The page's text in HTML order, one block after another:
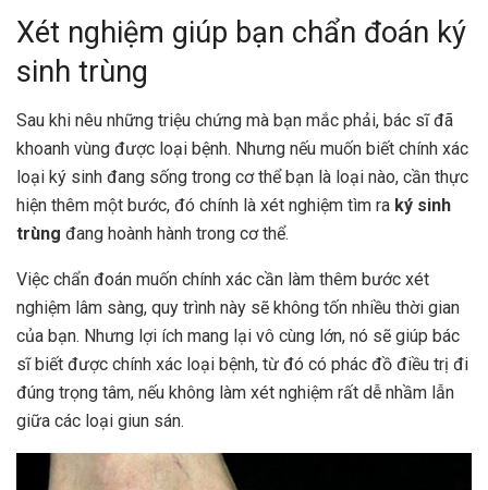
Xét nghiệm giúp bạn chẩn đoán ký
sinh trùng
Sau khi nêu những triệu chứng mà bạn mắc phải, bác sĩ đã
khoanh vùng được loại bệnh. Nhưng nếu muốn biết chính xác
loại ký sinh đang sống trong cơ thể bạn là loại nào, cần thực
hiện thêm một bước, đó chính là xét nghiệm tìm ra ký sinh
trùng đang hoành hành trong cơ thể.
Việc chẩn đoán muốn chính xác cần làm thêm bước xét
nghiệm lâm sàng, quy trình này sẽ không tốn nhiều thời gian
của bạn. Nhưng lợi ích mang lại vô cùng lớn, nó sẽ giúp bác
sĩ biết được chính xác loại bệnh, từ đó có phác đồ điều trị đi
đúng trọng tâm, nếu không làm xét nghiệm rất dễ nhầm lẫn
giữa các loại giun sán.